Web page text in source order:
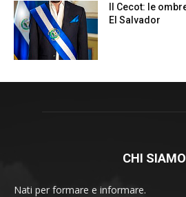
CHI SIAMO
Nati per formare e informare.